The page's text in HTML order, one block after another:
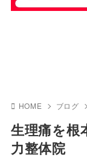
HOME ブログ
生理痛を根
力整体院